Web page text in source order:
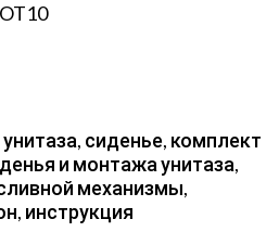
сиденье, комплект
и монтажа унитаза,
механизмы,
инструкция